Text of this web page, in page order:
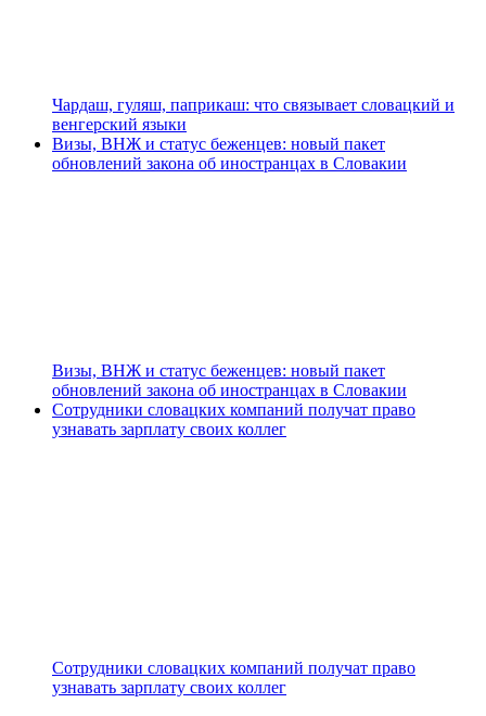
Чардаш, гуляш, паприкаш: что связывает словацкий и
венгерский языки
Визы, ВНЖ и статус беженцев: новый пакет
обновлений закона об иностранцах в Словакии
Визы, ВНЖ и статус беженцев: новый пакет
обновлений закона об иностранцах в Словакии
Сотрудники словацких компаний получат право
узнавать зарплату своих коллег
Сотрудники словацких компаний получат право
узнавать зарплату своих коллег